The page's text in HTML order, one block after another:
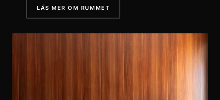
LÄS MER OM RUMMET